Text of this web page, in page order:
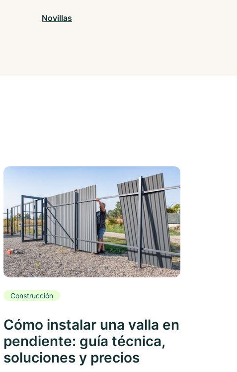
Novillas
Construcción
Cómo instalar una valla en
pendiente: guía técnica,
soluciones y precios